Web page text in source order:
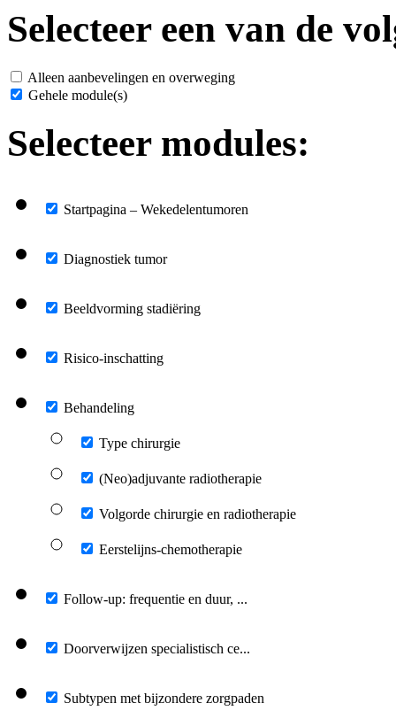
Selecteer een van de
Alleen aanbevelingen en overweging
Gehele module(s)
Selecteer modules:
Startpagina – Wekedelentumoren
Diagnostiek tumor
Beeldvorming stadiëring
Risico-inschatting
Behandeling
Type chirurgie
(Neo)adjuvante radiotherapie
Volgorde chirurgie en radiotherapie
Eerstelijns-chemotherapie
Follow-up: frequentie en duur, ...
Doorverwijzen specialistisch ce...
Subtypen met bijzondere zorgpaden